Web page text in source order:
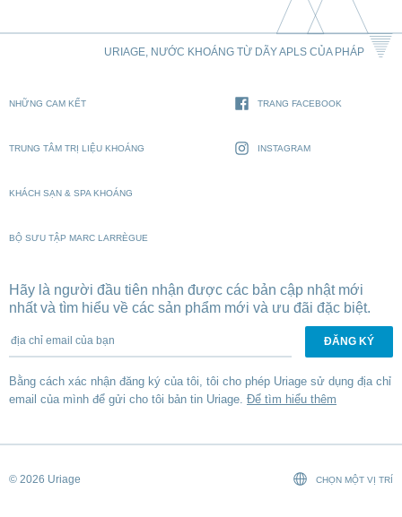
URIAGE, NƯỚC KHOÁNG TỪ DÃY APLS CỦA PHÁP
NHỮNG CAM KẾT
TRUNG TÂM TRỊ LIỆU KHOÁNG
KHÁCH SẠN & SPA KHOÁNG
BỘ SƯU TẬP MARC LARRÈGUE
TRANG FACEBOOK
INSTAGRAM
Hãy là người đầu tiên nhận được các bản cập nhật mới
nhất và tìm hiểu về các sản phẩm mới và ưu đãi đặc biệt.
địa chỉ email của bạn
Bằng cách xác nhận đăng ký của tôi, tôi cho phép Uriage sử dụng địa chỉ
email của mình để gửi cho tôi bản tin Uriage. Để tìm hiểu thêm
© 2026 Uriage CHỌN MỘT VỊ TRÍ